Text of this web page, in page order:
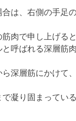
は、右側の手足
肉で申し上げる
呼ばれる深層筋肉
深層筋にかけて
凝り固まってい